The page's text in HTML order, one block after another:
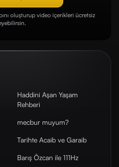
oluşturup video içerikleri ücretsiz
Haddini Aşan Yaşam
Rehberi
mecbur muyum?
Tarihte Acaib ve Garaib
Barış Özcan ile 111Hz